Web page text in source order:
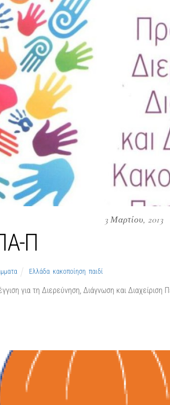
3 Μαρτίου, 2013
Π
Ελλάδα κακοποίηση ,παιδί
για τη Διερεύνηση, Διάγνωση και